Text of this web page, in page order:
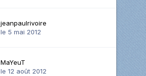
jeanpaulrivoire
le 5 mai 2012
MaYeuT
le 12 août 2012